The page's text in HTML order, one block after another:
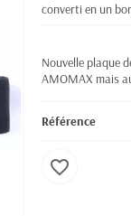
converti en un
Nouvelle plaque
AMOMAX mais
Référence
favorite_border